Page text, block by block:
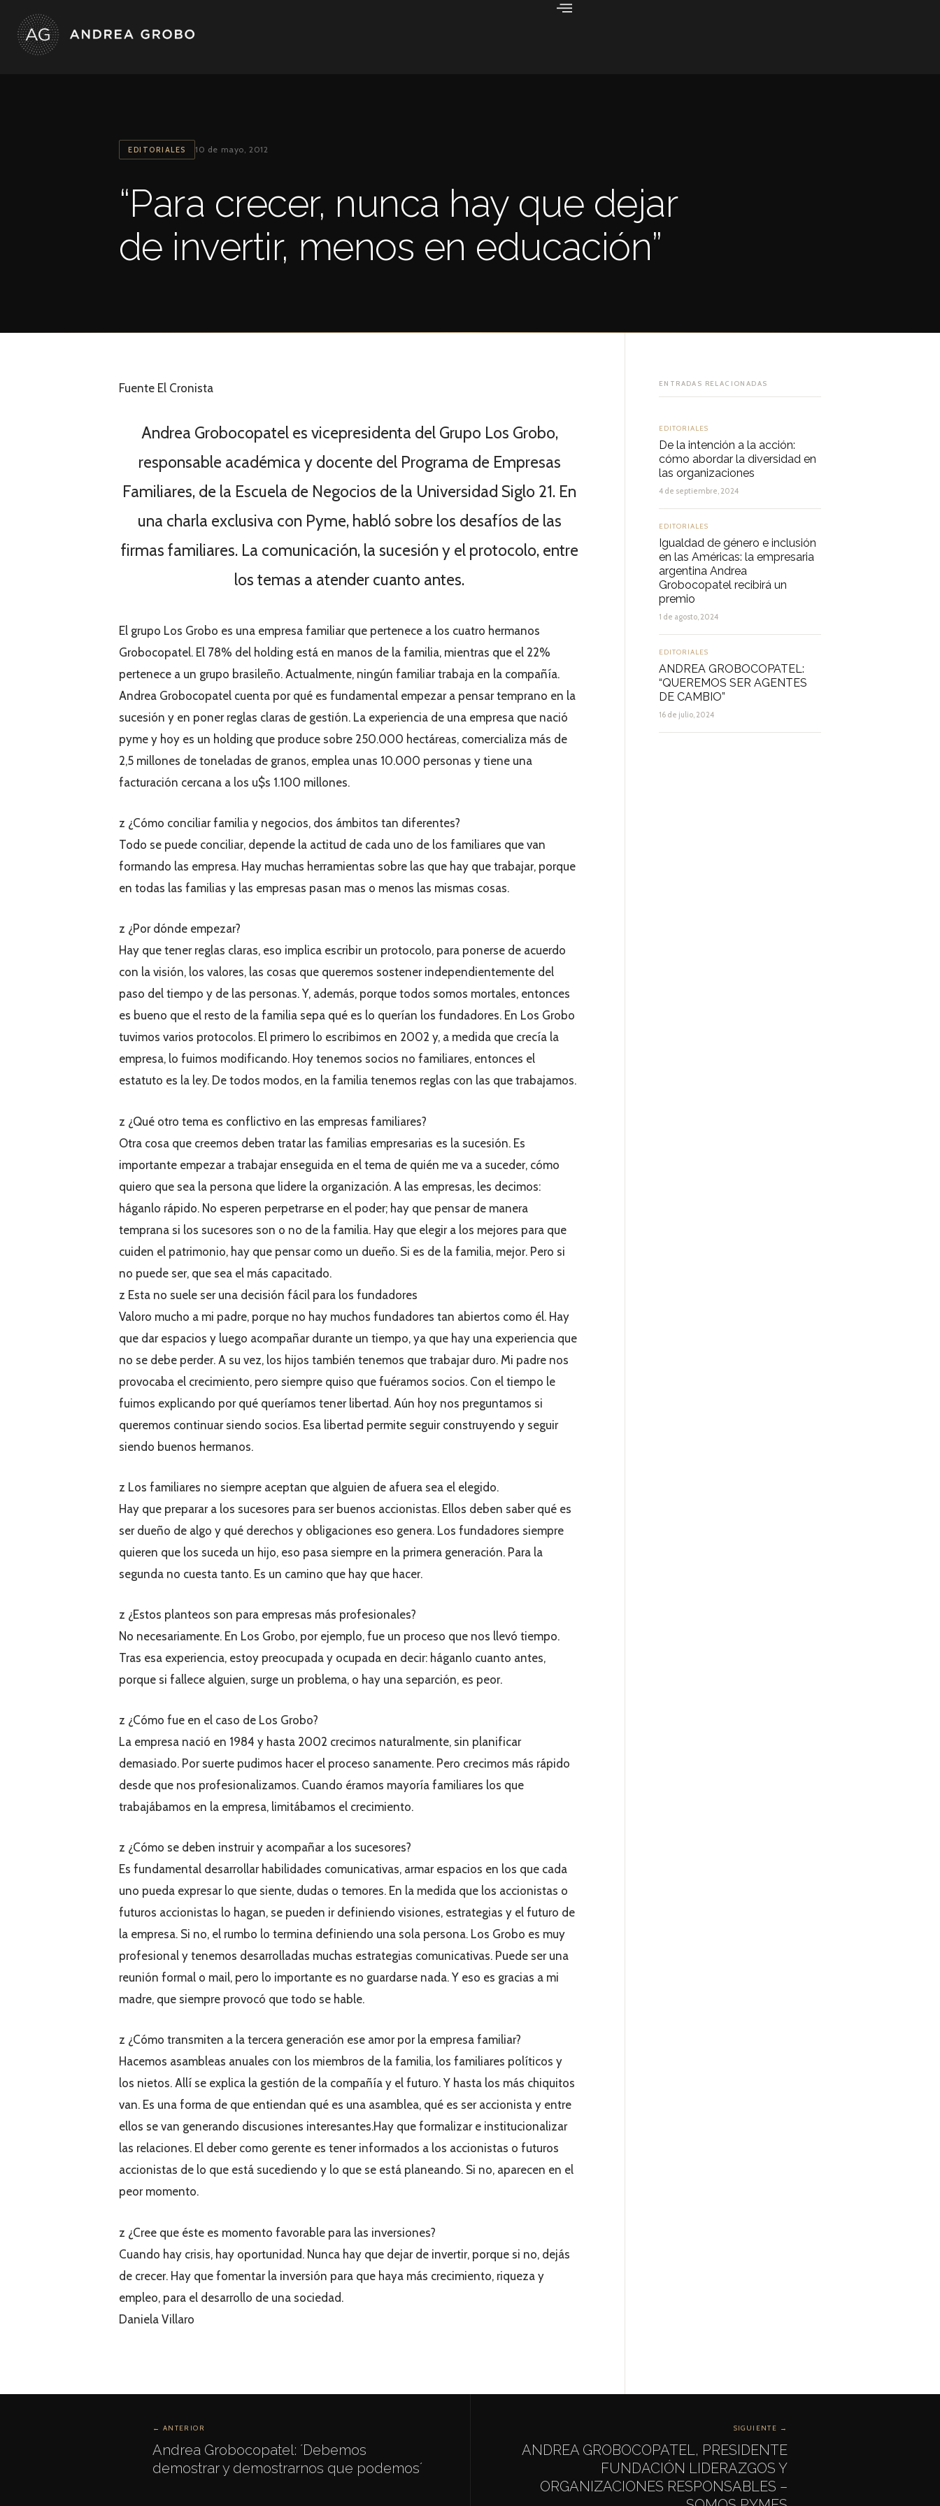
Ir
EDITORIALES 10 de mayo, 2012
“Para crecer, nunca hay que dejar
de invertir, menos en educación”
Fuente El Cronista
Andrea Grobocopatel es vicepresidenta del Grupo Los Grobo,
responsable académica y docente del Programa de Empresas
Familiares, de la Escuela de Negocios de la Universidad Siglo 21. En
una charla exclusiva con Pyme, habló sobre los desafíos de las
firmas familiares. La comunicación, la sucesión y el protocolo, entre
los temas a atender cuanto antes.
El grupo Los Grobo es una empresa familiar que pertenece a los cuatro hermanos
Grobocopatel. El 78% del holding está en manos de la familia, mientras que el 22%
pertenece a un grupo brasileño. Actualmente, ningún familiar trabaja en la compañía.
Andrea Grobocopatel cuenta por qué es fundamental empezar a pensar temprano en la
sucesión y en poner reglas claras de gestión. La experiencia de una empresa que nació
pyme y hoy es un holding que produce sobre 250.000 hectáreas, comercializa más de
2,5 millones de toneladas de granos, emplea unas 10.000 personas y tiene una
facturación cercana a los u$s 1.100 millones.
z ¿Cómo conciliar familia y negocios, dos ámbitos tan diferentes?
Todo se puede conciliar, depende la actitud de cada uno de los familiares que van
formando las empresa. Hay muchas herramientas sobre las que hay que trabajar, porque
en todas las familias y las empresas pasan mas o menos las mismas cosas.
z ¿Por dónde empezar?
Hay que tener reglas claras, eso implica escribir un protocolo, para ponerse de acuerdo
con la visión, los valores, las cosas que queremos sostener independientemente del
paso del tiempo y de las personas. Y, además, porque todos somos mortales, entonces
es bueno que el resto de la familia sepa qué es lo querían los fundadores. En Los Grobo
tuvimos varios protocolos. El primero lo escribimos en 2002 y, a medida que crecía la
empresa, lo fuimos modificando. Hoy tenemos socios no familiares, entonces el
estatuto es la ley. De todos modos, en la familia tenemos reglas con las que trabajamos.
z ¿Qué otro tema es conflictivo en las empresas familiares?
Otra cosa que creemos deben tratar las familias empresarias es la sucesión. Es
importante empezar a trabajar enseguida en el tema de quién me va a suceder, cómo
quiero que sea la persona que lidere la organización. A las empresas, les decimos:
háganlo rápido. No esperen perpetrarse en el poder; hay que pensar de manera
temprana si los sucesores son o no de la familia. Hay que elegir a los mejores para que
cuiden el patrimonio, hay que pensar como un dueño. Si es de la familia, mejor. Pero si
no puede ser, que sea el más capacitado.
z Esta no suele ser una decisión fácil para los fundadores
Valoro mucho a mi padre, porque no hay muchos fundadores tan abiertos como él. Hay
que dar espacios y luego acompañar durante un tiempo, ya que hay una experiencia que
no se debe perder. A su vez, los hijos también tenemos que trabajar duro. Mi padre nos
provocaba el crecimiento, pero siempre quiso que fuéramos socios. Con el tiempo le
fuimos explicando por qué queríamos tener libertad. Aún hoy nos preguntamos si
queremos continuar siendo socios. Esa libertad permite seguir construyendo y seguir
siendo buenos hermanos.
z Los familiares no siempre aceptan que alguien de afuera sea el elegido.
Hay que preparar a los sucesores para ser buenos accionistas. Ellos deben saber qué es
ser dueño de algo y qué derechos y obligaciones eso genera. Los fundadores siempre
quieren que los suceda un hijo, eso pasa siempre en la primera generación. Para la
segunda no cuesta tanto. Es un camino que hay que hacer.
z ¿Estos planteos son para empresas más profesionales?
No necesariamente. En Los Grobo, por ejemplo, fue un proceso que nos llevó tiempo.
Tras esa experiencia, estoy preocupada y ocupada en decir: háganlo cuanto antes,
porque si fallece alguien, surge un problema, o hay una separción, es peor.
z ¿Cómo fue en el caso de Los Grobo?
La empresa nació en 1984 y hasta 2002 crecimos naturalmente, sin planificar
demasiado. Por suerte pudimos hacer el proceso sanamente. Pero crecimos más rápido
desde que nos profesionalizamos. Cuando éramos mayoría familiares los que
trabajábamos en la empresa, limitábamos el crecimiento.
z ¿Cómo se deben instruir y acompañar a los sucesores?
Es fundamental desarrollar habilidades comunicativas, armar espacios en los que cada
uno pueda expresar lo que siente, dudas o temores. En la medida que los accionistas o
futuros accionistas lo hagan, se pueden ir definiendo visiones, estrategias y el futuro de
la empresa. Si no, el rumbo lo termina definiendo una sola persona. Los Grobo es muy
profesional y tenemos desarrolladas muchas estrategias comunicativas. Puede ser una
reunión formal o mail, pero lo importante es no guardarse nada. Y eso es gracias a mi
madre, que siempre provocó que todo se hable.
z ¿Cómo transmiten a la tercera generación ese amor por la empresa familiar?
Hacemos asambleas anuales con los miembros de la familia, los familiares políticos y
los nietos. Allí se explica la gestión de la compañía y el futuro. Y hasta los más chiquitos
van. Es una forma de que entiendan qué es una asamblea, qué es ser accionista y entre
ellos se van generando discusiones interesantes.Hay que formalizar e institucionalizar
las relaciones. El deber como gerente es tener informados a los accionistas o futuros
accionistas de lo que está sucediendo y lo que se está planeando. Si no, aparecen en el
peor momento.
z ¿Cree que éste es momento favorable para las inversiones?
Cuando hay crisis, hay oportunidad. Nunca hay que dejar de invertir, porque si no, dejás
de crecer. Hay que fomentar la inversión para que haya más crecimiento, riqueza y
empleo, para el desarrollo de una sociedad.
Daniela Villaro
ENTRADAS RELACIONADAS
EDITORIALES
De la intención a la acción:
cómo abordar la diversidad en
las organizaciones
4 de septiembre, 2024
EDITORIALES
Igualdad de género e inclusión
en las Américas: la empresaria
argentina Andrea
Grobocopatel recibirá un
premio
1 de agosto, 2024
EDITORIALES
ANDREA GROBOCOPATEL:
“QUEREMOS SER AGENTES
DE CAMBIO”
16 de julio, 2024
← ANTERIOR
Andrea Grobocopatel: ´Debemos
demostrar y demostrarnos que podemos´
SIGUIENTE →
ANDREA GROBOCOPATEL, PRESIDENTE
FUNDACIÓN LIDERAZGOS Y
ORGANIZACIONES RESPONSABLES –